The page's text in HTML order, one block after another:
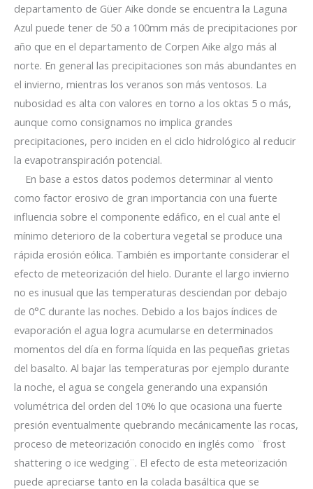
departamento de Güer Aike donde se encuentra la Laguna
Azul puede tener de 50 a 100mm más de precipitaciones por
año que en el departamento de Corpen Aike algo más al
norte. En general las precipitaciones son más abundantes en
el invierno, mientras los veranos son más ventosos. La
nubosidad es alta con valores en torno a los oktas 5 o más,
aunque como consignamos no implica grandes
precipitaciones, pero inciden en el ciclo hidrológico al reducir
la evapotranspiración potencial.
En base a estos datos podemos determinar al viento
como factor erosivo de gran importancia con una fuerte
influencia sobre el componente edáfico, en el cual ante el
mínimo deterioro de la cobertura vegetal se produce una
rápida erosión eólica. También es importante considerar el
efecto de meteorización del hielo. Durante el largo invierno
no es inusual que las temperaturas desciendan por debajo
de 0°C durante las noches. Debido a los bajos índices de
evaporación el agua logra acumularse en determinados
momentos del día en forma líquida en las pequeñas grietas
del basalto. Al bajar las temperaturas por ejemplo durante
la noche, el agua se congela generando una expansión
volumétrica del orden del 10% lo que ocasiona una fuerte
presión eventualmente quebrando mecánicamente las rocas,
proceso de meteorización conocido en inglés como ¨frost
shattering o ice wedging¨. El efecto de esta meteorización
puede apreciarse tanto en la colada basáltica que se